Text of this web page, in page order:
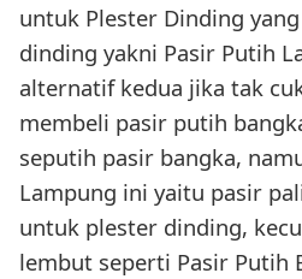
untuk Plester Dinding
dinding yakni Pasir Putih
alternatif kedua jika tak
membeli pasir putih
seputih pasir bangka,
Lampung ini yaitu pasir
untuk plester dinding,
lembut seperti Pasir Putih